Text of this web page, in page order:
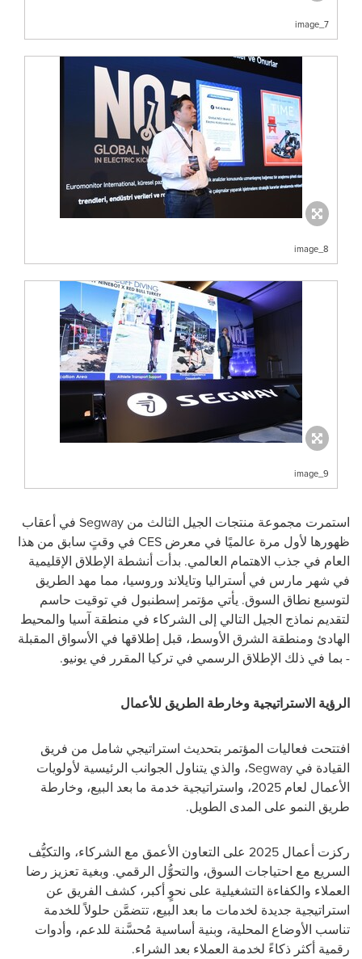
image_7
image_8
image_9
استمرت مجموعة منتجات الجيل الثالث من Segway في أعقاب
ظهورها لأول مرة عالميًا في معرض CES في وقتٍ سابق من هذا
العام في جذب الاهتمام العالمي. بدأت أنشطة الإطلاق الإقليمية
في شهر مارس في أستراليا وتايلاند وروسيا، مما مهد الطريق
لتوسيع نطاق السوق. يأتي مؤتمر إسطنبول في توقيت حاسم
لتقديم نماذج الجيل التالي إلى الشركاء في منطقة آسيا والمحيط
الهادئ ومنطقة الشرق الأوسط، قبل إطلاقها في الأسواق المقبلة
- بما في ذلك الإطلاق الرسمي في تركيا المقرر في يونيو.
الرؤية الاستراتيجية وخارطة الطريق للأعمال
افتتحت فعاليات المؤتمر بتحديث استراتيجي شامل من فريق
القيادة في Segway، والذي يتناول الجوانب الرئيسية لأولويات
الأعمال لعام 2025، واستراتيجية خدمة ما بعد البيع، وخارطة
طريق النمو على المدى الطويل.
ركزت أعمال 2025 على التعاون الأعمق مع الشركاء، والتكيُّف
السريع مع احتياجات السوق، والتحوُّل الرقمي. وبغية تعزيز رضا
العملاء والكفاءة التشغيلية على نحوٍ أكبر، كشف الفريق عن
استراتيجية جديدة لخدمات ما بعد البيع، تتضمَّن حلولاً للخدمة
تناسب الأوضاع المحلية، وبنية أساسية مُحسَّنة للدعم، وأدوات
رقمية أكثر ذكاءً لخدمة العملاء بعد الشراء.